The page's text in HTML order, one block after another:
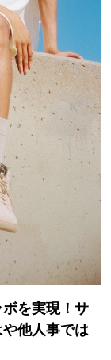
を実現！サ
他人事では